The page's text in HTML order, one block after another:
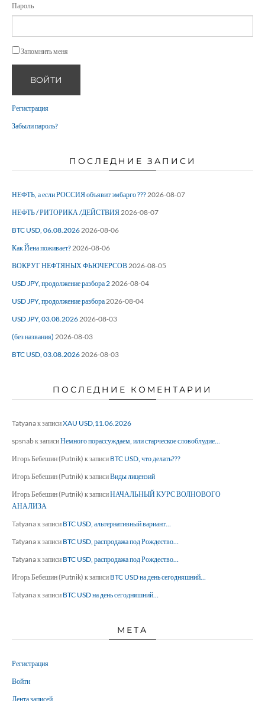
Пароль
Запомнить меня
ВОЙТИ
Регистрация
Забыли пароль?
ПОСЛЕДНИЕ ЗАПИСИ
НЕФТЬ, а если РОССИЯ объявит эмбарго ??? 2026-08-07
НЕФТЬ / РИТОРИКА /ДЕЙСТВИЯ 2026-08-07
BTC USD, 06.08.2026 2026-08-06
Как Йена поживает? 2026-08-06
ВОКРУГ НЕФТЯНЫХ ФЬЮЧЕРСОВ 2026-08-05
USD JPY, продолжение разбора 2 2026-08-04
USD JPY, продолжение разбора 2026-08-04
USD JPY, 03.08.2026 2026-08-03
(без названия) 2026-08-03
BTC USD, 03.08.2026 2026-08-03
ПОСЛЕДНИЕ КОМЕНТАРИИ
Tatyanaк записиXAU USD,11.06.2026
spsnabк записиНемного порассуждаем, или старческое словоблудие…
Игорь Бебешин (Putnik) к записи BTC USD, что делать???
Игорь Бебешин (Putnik) к записиВиды лицензий
Игорь Бебешин (Putnik) к записиНАЧАЛЬНЫЙ КУРС ВОЛНОВОГО
АНАЛИЗА
Tatyanaк записи BTC USD, альтернативный вариант…
Tatyanaк записи BTC USD, распродажа под Рождество…
Tatyanaк записи BTC USD, распродажа под Рождество…
Игорь Бебешин (Putnik) к записи BTC USD на день сегодняшний…
Tatyanaк записи BTC USD на день сегодняшний…
МЕТА
Регистрация
Войти
Лента записей